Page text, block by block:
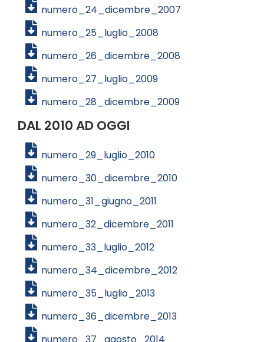
numero_24_dicembre_2007
numero_25_luglio_2008
numero_26_dicembre_2008
numero_27_luglio_2009
numero_28_dicembre_2009
DAL 2010 AD OGGI
numero_29_luglio_2010
numero_30_dicembre_2010
numero_31_giugno_2011
numero_32_dicembre_2011
numero_33_luglio_2012
numero_34_dicembre_2012
numero_35_luglio_2013
numero_36_dicembre_2013